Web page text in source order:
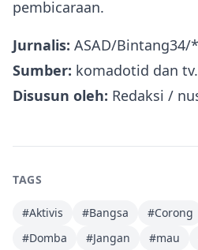
pembicaraan.
Jurnalis: ASAD/Bintang34/*
Sumber: komadotid dan
Disusun oleh: Redaksi /
TAGS
#Aktivis #Bangsa #Corong
#Domba #Jangan #mau